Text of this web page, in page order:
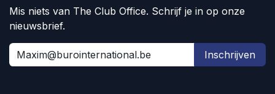
Mis niets van The Club Office. Schrijf je in op onze
nieuwsbrief.
Inschrijven